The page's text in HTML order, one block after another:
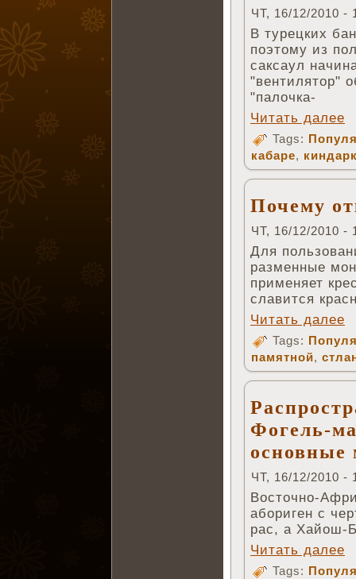
ЧТ, 16/12/2010 -
В турецких
поэтому из
саксаул
"вентилятор"
"палочка-
Читать далее
Tags:
кабаре,
Почему
ЧТ, 16/12/2010 -
Для
разменные
применяет
славится
Читать далее
Tags:
памятной,
Фогель-
ЧТ, 16/12/2010 -
Восточно-
абориген с
рас, а Хайош-
Читать далее
Tags: